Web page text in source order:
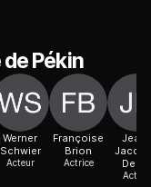
Pékin
Werner
Schwier
Acteur
Françoise
Brion
Actrice
Jean-
Delbo
Acteur